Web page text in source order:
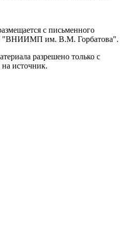
с письменного
"ВНИИМП им. В.М. Горбатова".
разрешено только с
источник.